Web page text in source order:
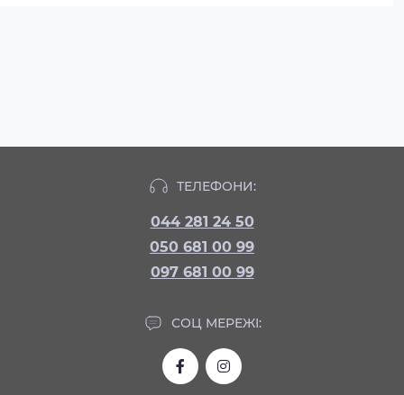
ТЕЛЕФОНИ:
044 281 24 50
050 681 00 99
097 681 00 99
СОЦ МЕРЕЖІ: